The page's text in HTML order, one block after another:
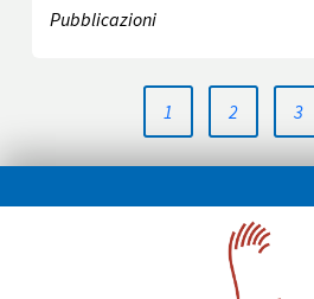
Pubblicazioni
1 2 3